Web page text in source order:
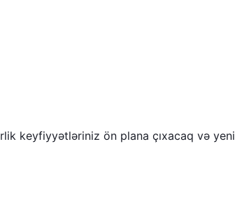
keyfiyyətləriniz ön plana çıxacaq və yeni